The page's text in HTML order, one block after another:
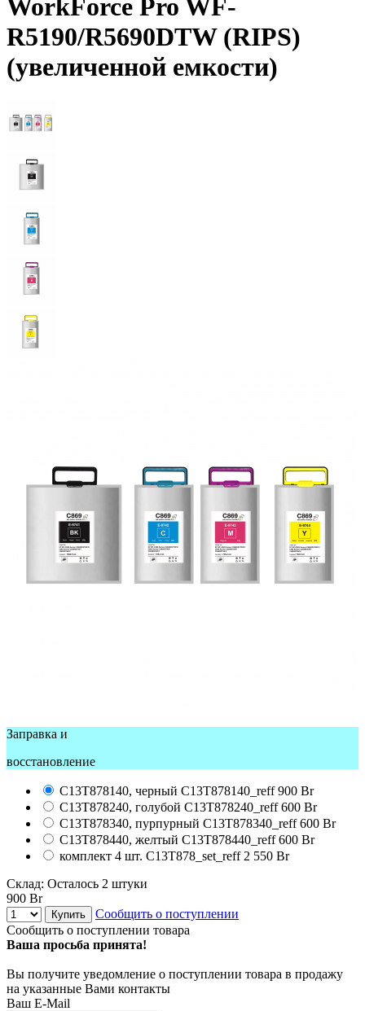
WorkForce Pro WF-
R5190/R5690DTW (RIPS)
(увеличенной емкости)
Заправка и
восстановление
C13T878140, черный C13T878140_reff 900 Br
C13T878240, голубой C13T878240_reff 600 Br
C13T878340, пурпурный C13T878340_reff 600 Br
C13T878440, желтый C13T878440_reff 600 Br
комплект 4 шт. C13T878_set_reff 2 550 Br
Склад: Осталось 2 штуки
900 Br
Купить
Сообщить о поступлении
Сообщить о поступлении товара
Ваша просьба принята!
Вы получите уведомление о поступлении товара в продажу
на указанные Вами контакты
Ваш E-Mail